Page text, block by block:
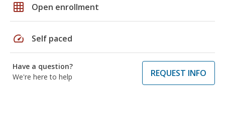
grid_on Open enrollment
speed Self paced
Have a question?
We're here to help
REQUEST INFO